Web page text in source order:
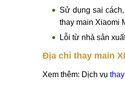
Sử dụng sai
thay main Xiaomi
Lỗi từ nhà sản
Địa chỉ thay main
Xem thêm: Dịch vụ